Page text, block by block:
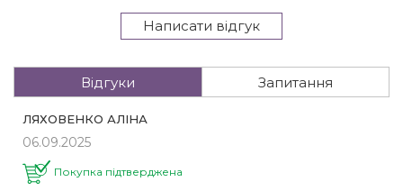
Написати відгук
Відгуки Запитання
ЛЯХОВЕНКО АЛІНА
06.09.2025
Покупка підтверджена